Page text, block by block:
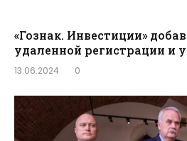
«Гознак. Инвестиции»
удаленной регистрации и
13.06.2024 0